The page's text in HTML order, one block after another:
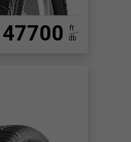
47700
ft
db